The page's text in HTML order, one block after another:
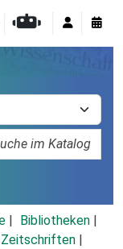
Bibliotheken
Zeitschriften